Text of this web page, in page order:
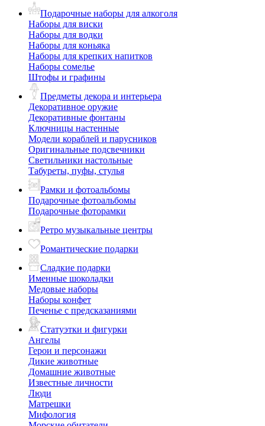
Подарочные наборы для алкоголя
Наборы для виски
Наборы для водки
Наборы для коньяка
Наборы для крепких напитков
Наборы сомелье
Штофы и графины
Предметы декора и интерьера
Декоративное оружие
Декоративные фонтаны
Ключницы настенные
Модели кораблей и парусников
Оригинальные подсвечники
Светильники настольные
Табуреты, пуфы, стулья
Рамки и фотоальбомы
Подарочные фотоальбомы
Подарочные фоторамки
Ретро музыкальные центры
Романтические подарки
Сладкие подарки
Именные шоколадки
Медовые наборы
Наборы конфет
Печенье с предсказаниями
Статуэтки и фигурки
Ангелы
Герои и персонажи
Дикие животные
Домашние животные
Известные личности
Люди
Матрешки
Мифология